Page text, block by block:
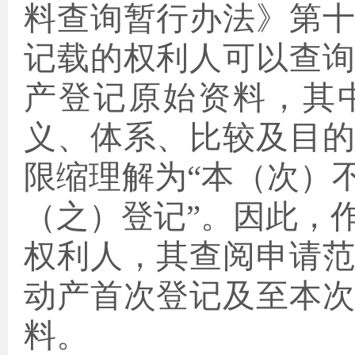
料查询暂行办法》第
记载的权利人可以查
产登记原始资料，其
义、体系、比较及目
限缩理解为“本（次）
（之）登记”。因此
权利人，其查阅申请
动产首次登记及至本
料。